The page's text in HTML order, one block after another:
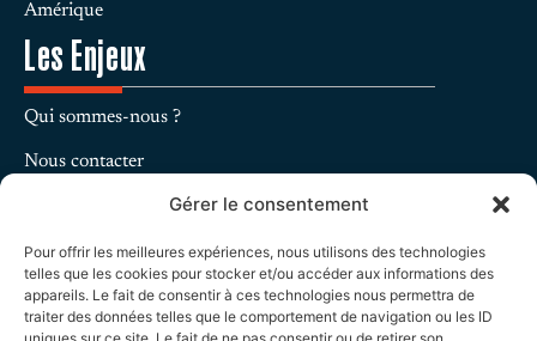
Gérer le consentement
Pour offrir les meilleures expériences, nous utilisons des technologies
telles que les cookies pour stocker et/ou accéder aux informations des
appareils. Le fait de consentir à ces technologies nous permettra de
traiter des données telles que le comportement de navigation ou les ID
Amérique
Les Enjeux
Qui sommes-nous ?
Nous contacter
Mentions légales
Protection des données personnelles